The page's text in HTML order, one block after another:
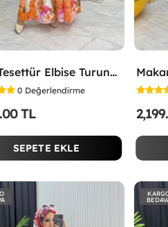
Lina Tesettür Elbise Turuncu Turuncu
0 Değerlendirme
TL
SEPETE EKLE